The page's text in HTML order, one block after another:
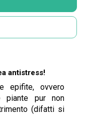
antistress!
epifite, ovvero
piante pur non
(difatti si